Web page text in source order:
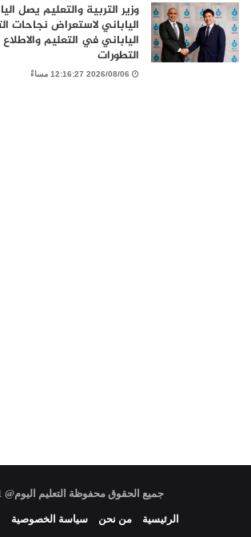
وزير التربية والتعليم يصل
الياباني لاستعراض نجاحات
الياباني في التعليم
التطورات
2026/08/06 12:16:27 مساءً
جميع الحقوق محفوظة التعليم اليوم@ 2021
الرئيسية من نحن سياسة الخصوصية